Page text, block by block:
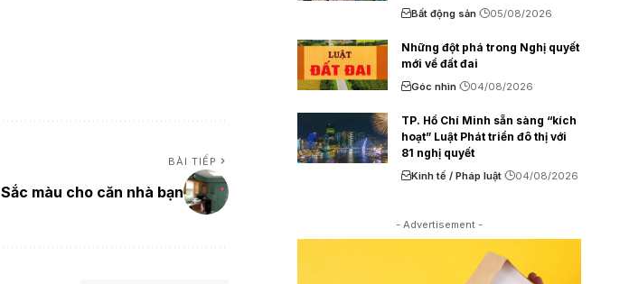
BÀI TIẾP
Sắc màu cho căn nhà bạn
Bất động sản 05/08/2026
Những đột phá trong Nghị quyết
mới về đất đai
Góc nhìn 04/08/2026
TP. Hồ Chí Minh sẵn sàng “kích
hoạt” Luật Phát triển đô thị với
81 nghị quyết
Kinh tế / Pháp luật 04/08/2026
- Advertisement -